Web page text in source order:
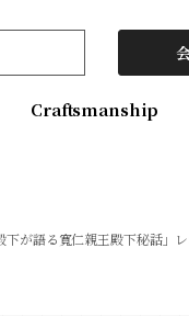
Craftsmanship
が語る寬仁親王殿下秘話」